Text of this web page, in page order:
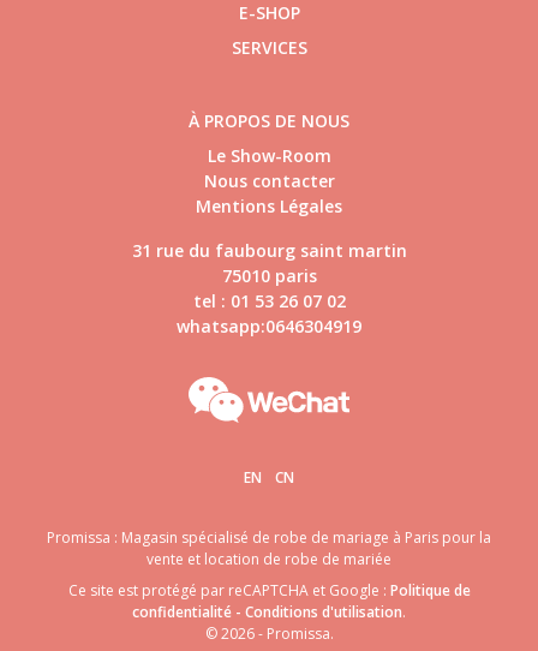
E-SHOP
SERVICES
À PROPOS DE NOUS
Le Show-Room
Nous contacter
Mentions Légales
31 rue du faubourg saint martin
75010 paris
tel : 01 53 26 07 02
whatsapp:0646304919
EN CN
Promissa : Magasin spécialisé de robe de mariage à Paris pour la
vente et location de robe de mariée
Ce site est protégé par reCAPTCHA et Google : Politique de
confidentialité - Conditions d'utilisation.
© 2026 - Promissa.